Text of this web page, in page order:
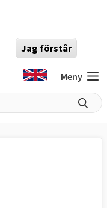
Jag förstår
Meny